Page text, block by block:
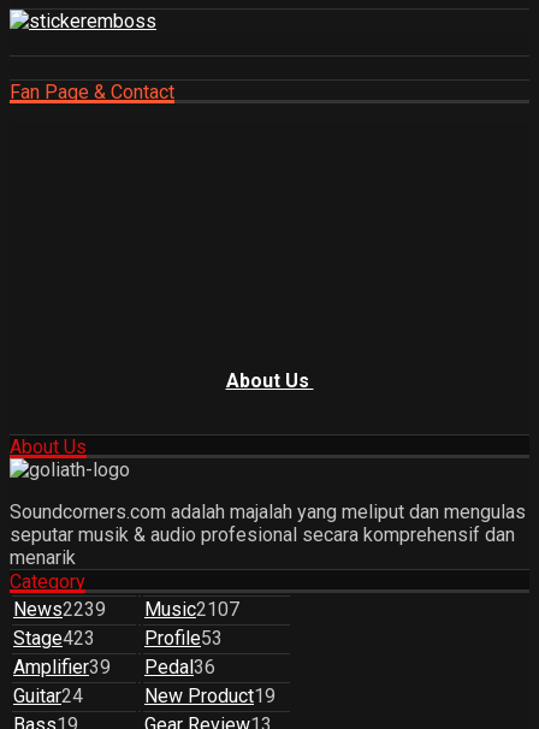
Fan Page & Contact
About Us
About Us
Soundcorners.com adalah majalah yang meliput dan mengulas
seputar musik & audio profesional secara komprehensif dan
menarik
Category
News2239 Music2107
Stage423 Profile53
Amplifier39 Pedal 36
Guitar24 New Product19